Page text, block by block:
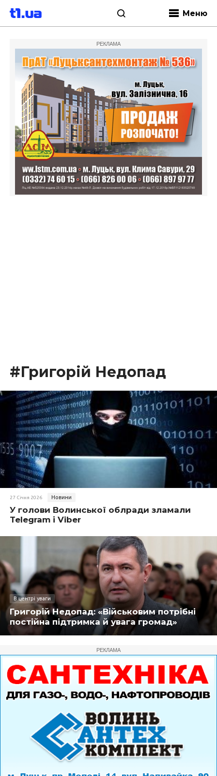
Меню
РЕКЛАМА
#Григорій Недопад
27 Січня 2026 Новини
У голови Волинської облради зламали
Telegram і Viber
В центрі уваги
Григорій Недопад: «Військовим потрібні
постійна підтримка й увага громад»
РЕКЛАМА